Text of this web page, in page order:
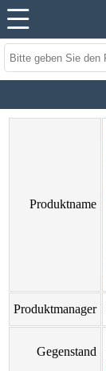
Produktname
Produktmanager
Gegenstand